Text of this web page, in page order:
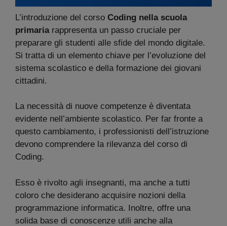
L’introduzione del corso Coding nella scuola
primariarappresenta un passo cruciale per
preparare gli studenti alle sfide del mondo digitale.
Si tratta di un elemento chiave per l’evoluzione del
sistema scolastico e della formazione dei giovani
cittadini.
La necessità di nuove competenze è diventata
evidente nell’ambiente scolastico. Per far fronte a
questo cambiamento, i professionisti dell’istruzione
devono comprendere la rilevanza del corso di
Coding.
Esso è rivolto agli insegnanti, ma anche a tutti
coloro che desiderano acquisire nozioni della
programmazione informatica. Inoltre, offre una
solida base di conoscenze utili anche alla